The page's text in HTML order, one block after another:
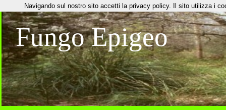
Fungo Epigeo
Navigando sul nostro sito accetti la privacy policy. Il sito utilizza i